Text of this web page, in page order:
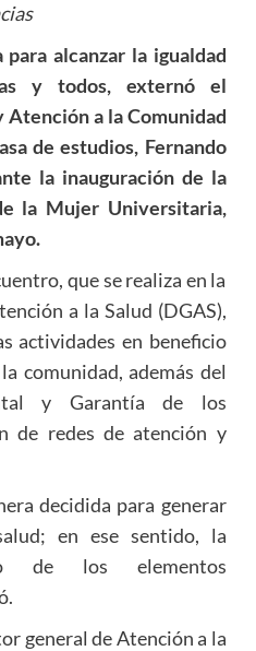
alcanzar la igualdad
y todos, externó el
a la Comunidad
de estudios, Fernando
la inauguración de la
la Mujer Universitaria,
que se realiza en la
a la Salud (DGAS),
actividades en beneficio
comunidad, además del
y Garantía de los
de redes de atención y
decidida para generar
en ese sentido, la
de los elementos
general de Atención a la